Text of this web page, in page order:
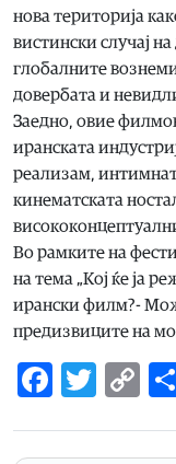
нова територија
вистински случај
глобалните
довербата и
Заедно, овие
иранската
реализам,
кинематската
Во рамките на
на тема „Кој ќе ја
ирански филм?-
предизвиците на
Facebook